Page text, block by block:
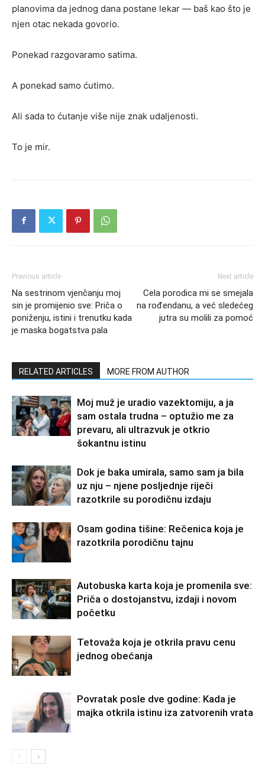
planovima da jednog dana postane lekar — baš kao što je
njen otac nekada govorio.
Ponekad razgovaramo satima.
A ponekad samo ćutimo.
Ali sada to ćutanje više nije znak udaljenosti.
To je mir.
Previous article
Na sestrinom vjenčanju moj
sin je promijenio sve: Priča o
poniženju, istini i trenutku kada
je maska bogatstva pala
Next article
Cela porodica mi se smejala
na rođendanu, a već sledećeg
jutra su molili za pomoć
RELATED ARTICLES MORE FROM AUTHOR
Moj muž je uradio vazektomiju, a ja
sam ostala trudna – optužio me za
prevaru, ali ultrazvuk je otkrio
šokantnu istinu
Dok je baka umirala, samo sam ja bila
uz nju – njene posljednje riječi
razotkrile su porodičnu izdaju
Osam godina tišine: Rečenica koja je
razotkrila porodičnu tajnu
Autobuska karta koja je promenila sve:
Priča o dostojanstvu, izdaji i novom
početku
Tetovaža koja je otkrila pravu cenu
jednog obećanja
Povratak posle dve godine: Kada je
majka otkrila istinu iza zatvorenih vrata